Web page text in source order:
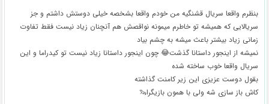
بنظرم واقعا سریال قشنگیه من خودم واقعا بشخصه خیلی دوستش داشتم و جز
سریالایی که همیشه تو خاطرم میمونه نواقصش هم آنچنان زیاد نیست فقط تفاوت
زمانی زیاد بیشتر باعث میشه به چشم بیاد
نمیشه از اینجور داستانا گذشت😂 چون اینجور داستانا زیاد نیست تو کیدراما و این
سریال واقعا خوب ساخته شده
بقول دوست عزیزی این زیر کامنت گذاشته
کاش باز سازی شه ولی با همون بازیگرا🦦